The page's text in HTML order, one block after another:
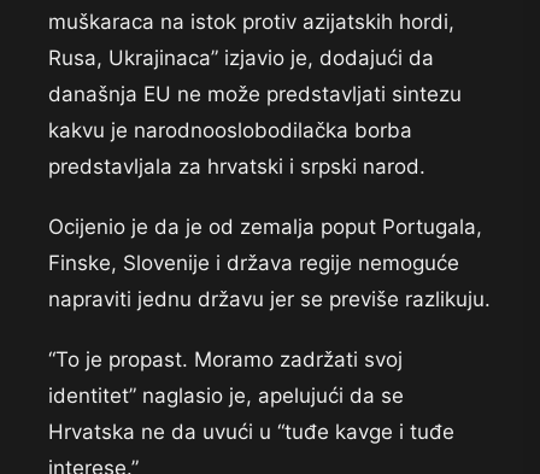
muškaraca na istok protiv azijatskih hordi,
Rusa, Ukrajinaca” izjavio je, dodajući da
današnja EU ne može predstavljati sintezu
kakvu je narodnooslobodilačka borba
predstavljala za hrvatski i srpski narod.
Ocijenio je da je od zemalja poput Portugala,
Finske, Slovenije i država regije nemoguće
napraviti jednu državu jer se previše razlikuju.
“To je propast. Moramo zadržati svoj
identitet” naglasio je, apelujući da se
Hrvatska ne da uvući u “tuđe kavge i tuđe
interese.”